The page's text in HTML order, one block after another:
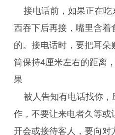
接电话前，如果正在
西吞下后再接，嘴里含着
的。接电话时，要把耳朵
筒保持4厘米左右的距离
果
被人告知有电话找你
作，不要让来电者久等或
开会或接待客人，要向对